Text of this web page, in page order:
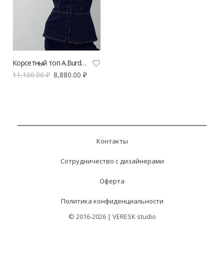
Корсетный топ A.Burdyugova из денима
11,100.00₽ 8,880.00 ₽
Контакты
Сотрудничество с дизайнерами
Оферта
Политика конфиденциальности
© 2016-2026 | VERESK studio